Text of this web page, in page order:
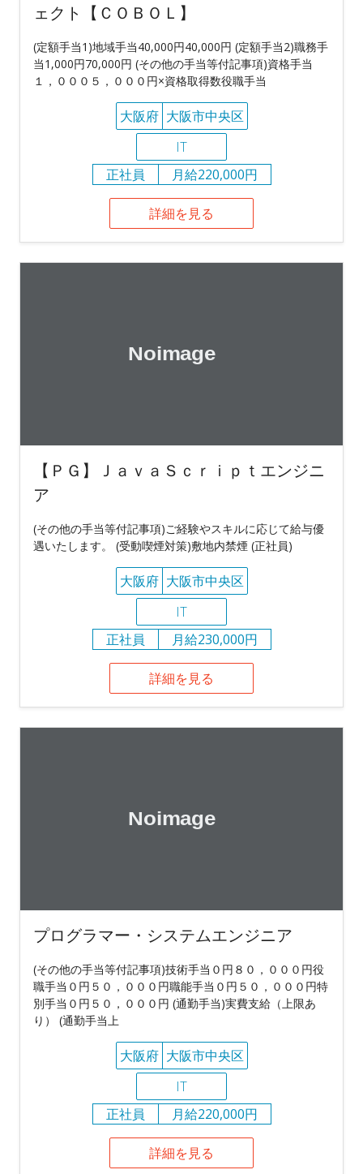
ェクト【ＣＯＢＯＬ】
(定額手当1)地域手当40,000円40,000円 (定額手当2)職務手
当1,000円70,000円 (その他の手当等付記事項)資格手当
１，０００５，０００円×資格取得数役職手当
大阪府 大阪市中央区
IT
正社員
月給220,000円
詳細を見る
【ＰＧ】ＪａｖａＳｃｒｉｐｔエンジニ
ア
(その他の手当等付記事項)ご経験やスキルに応じて給与優
遇いたします。 (受動喫煙対策)敷地内禁煙 (正社員)
大阪府 大阪市中央区
IT
正社員
月給230,000円
詳細を見る
プログラマー・システムエンジニア
(その他の手当等付記事項)技術手当０円８０，０００円役
職手当０円５０，０００円職能手当０円５０，０００円特
別手当０円５０，０００円 (通勤手当)実費支給（上限あ
り） (通勤手当上
大阪府 大阪市中央区
IT
正社員
月給220,000円
詳細を見る